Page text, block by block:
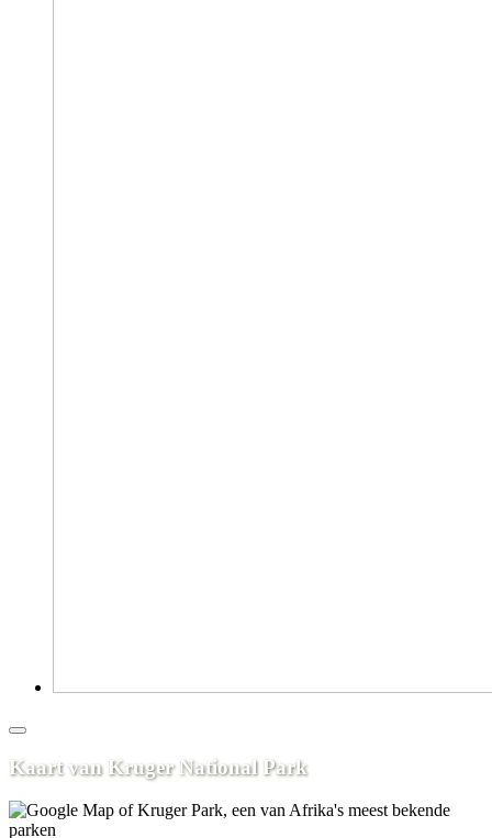
Kaart van Kruger National Park